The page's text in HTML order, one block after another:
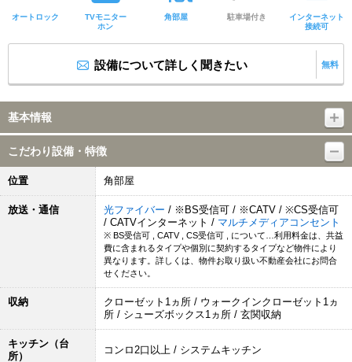
オートロック
TVモニター
ホン
角部屋 駐車場付き
インターネット
接続可
設備について詳しく聞きたい 無料
基本情報
こだわり設備・特徴
位置 角部屋
放送・通信 光ファイバー / ※BS受信可 / ※CATV / ※CS受信可
/ CATVインターネット / マルチメディアコンセント
※ BS受信可 , CATV , CS受信可 , について…利用料金は、共益
費に含まれるタイプや個別に契約するタイプなど物件により
異なります。詳しくは、物件お取り扱い不動産会社にお問合
せください。
収納
クローゼット1ヵ所 / ウォークインクローゼット1ヵ
所 / シューズボックス1ヵ所 / 玄関収納
キッチン（台
所）
コンロ2口以上 / システムキッチン